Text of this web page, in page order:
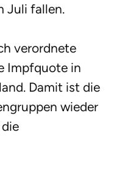
Juli fallen.
verordnete
Impfquote in
Damit ist die
wieder